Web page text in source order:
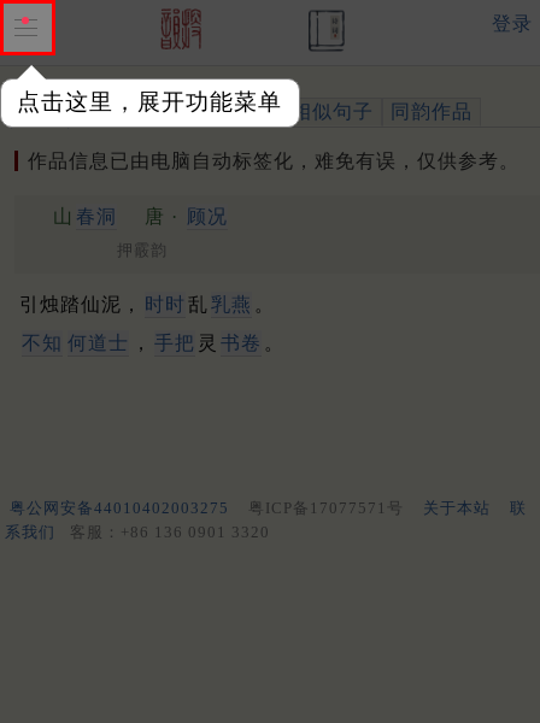
点击这里，展开功能菜单
登录
作品 标注四声 出处、引用 相似句子 同韵作品
作品信息已由电脑自动标签化，难免有误，仅供参考。
山 春洞 唐 · 顾况
押霰韵
引烛踏仙泥， 时时 乱乳燕 。
不知 何道士 ， 手把 灵 书卷 。
粤公网安备44010402003275 粤ICP备17077571号 关于本站
联
系我们
客服：+86 136 0901 3320